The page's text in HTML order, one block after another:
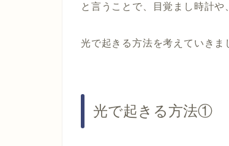
と言うことで、目覚まし時計や
光で起きる方法を考えていきま
光で起きる方法①